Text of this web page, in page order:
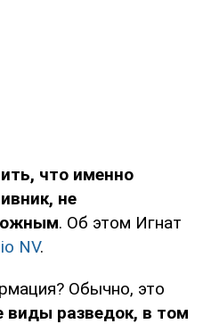
что именно
не
. Об этом Игнат
NV.
Обычно, это
виды разведок, в том